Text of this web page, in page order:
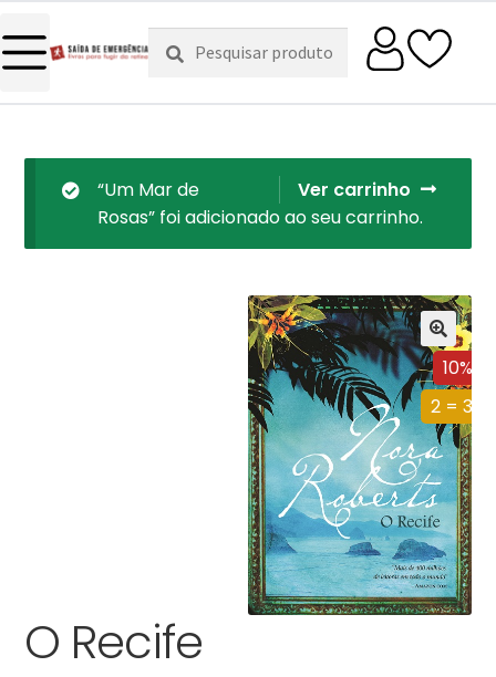
Pesquisar
por:
Pesquisa
Ver carrinho
“Um Mar de
Rosas” foi adicionado ao seu carrinho.
10%
2 = 3
O Recife